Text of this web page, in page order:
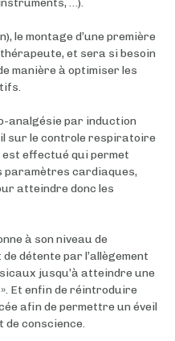
le montage d’une première
et sera si besoin
manière à optimiser les
analgésie par induction
sur le controle respiratoire
effectué qui permet
paramètres cardiaques,
atteindre donc les
à son niveau de
détente par l’allègement
jusqu’à atteindre une
Et enfin de réintroduire
afin de permettre un éveil
de conscience.